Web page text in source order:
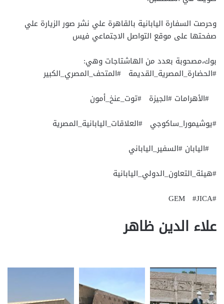
وحرصت السفارة اليابانية بالقاهرة علي نشر صور الزيارة علي
صفحتها على موقع التواصل الاجتماعي فيس
بوك،مصحوبة بعدد من الهاشتاجات وهي:
#الحضارة_المصرية_القديمة #المتحف_المصري_الكبير
#الأهرامات #الجيزة #توت_عنخ_أمون
#يوشيمورا_ساكوجي #العلاقات_اليابانية_المصرية
#اليابان #السفير_الياباني
#هيئة_التعاون_الدولي_اليابانية
#GEM #JICA
علاء الدين ظاهر